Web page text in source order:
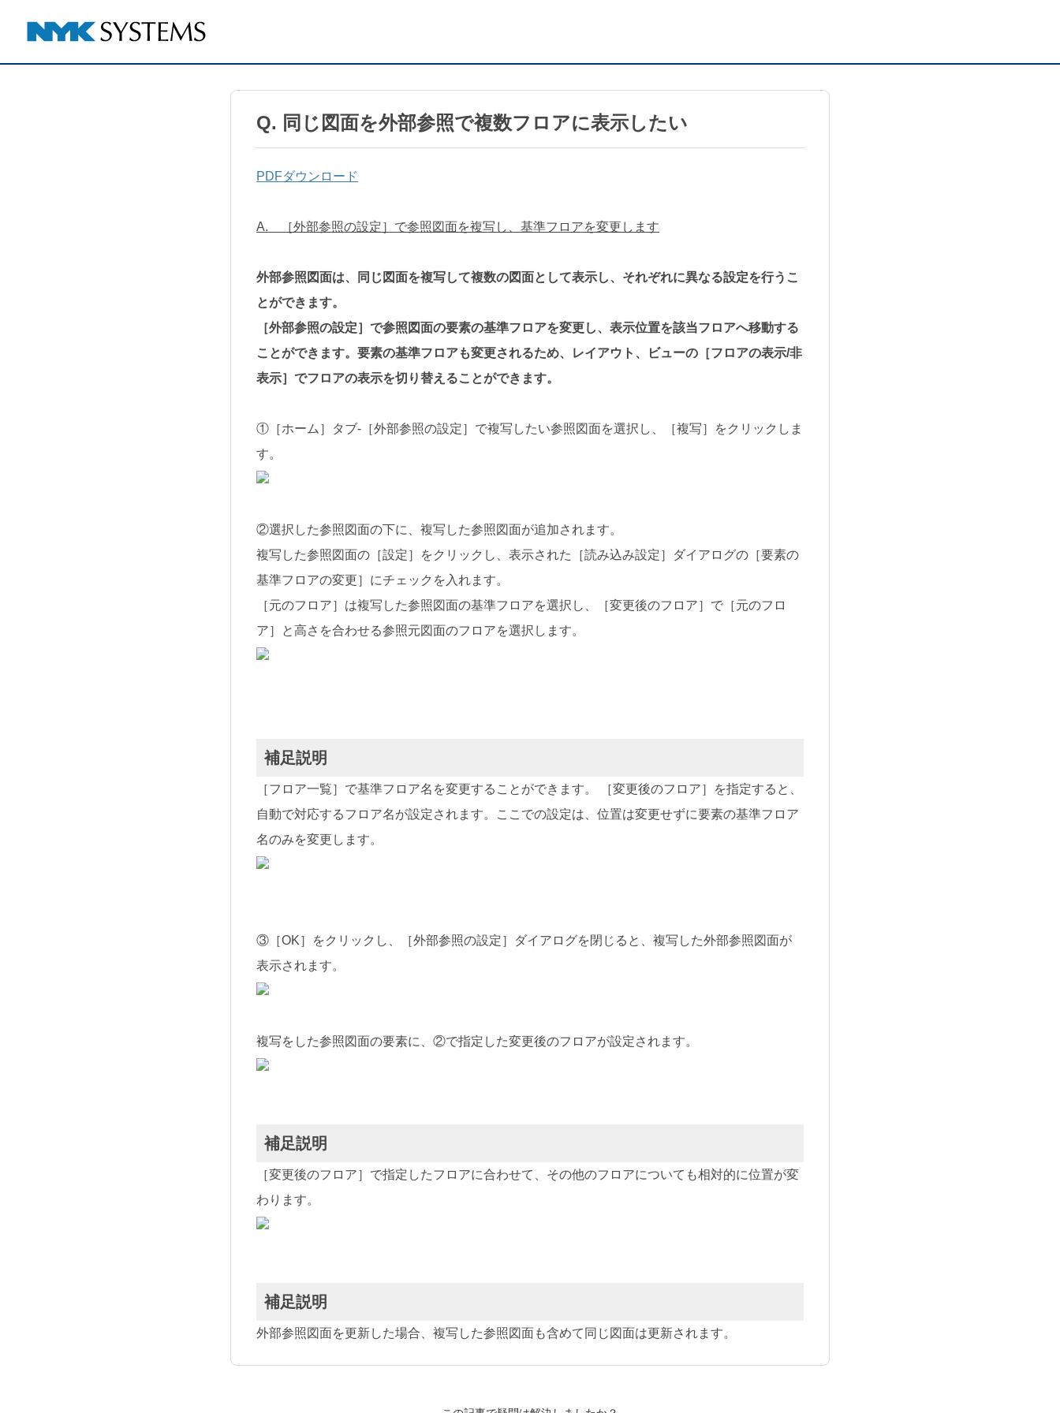
Q. 同じ図面を外部参照で複数フロアに表示したい
PDFダウンロード
A. ［外部参照の設定］で参照図面を複写し、基準フロアを変更します
外部参照図面は、同じ図面を複写して複数の図面として表示し、それぞれに異なる設定を行うこ
とができます。
［外部参照の設定］で参照図面の要素の基準フロアを変更し、表示位置を該当フロアへ移動する
ことができます。要素の基準フロアも変更されるため、レイアウト、ビューの［フロアの表示/非
表示］でフロアの表示を切り替えることができます。
①［ホーム］タブ-［外部参照の設定］で複写したい参照図面を選択し、［複写］をクリックしま
す。
②選択した参照図面の下に、複写した参照図面が追加されます。
複写した参照図面の［設定］をクリックし、表示された［読み込み設定］ダイアログの［要素の
基準フロアの変更］にチェックを入れます。
［元のフロア］は複写した参照図面の基準フロアを選択し、［変更後のフロア］で［元のフロ
ア］と高さを合わせる参照元図面のフロアを選択します。
補足説明
［フロア一覧］で基準フロア名を変更することができます。 ［変更後のフロア］を指定すると、
自動で対応するフロア名が設定されます。ここでの設定は、位置は変更せずに要素の基準フロア
名のみを変更します。
③［OK］をクリックし、［外部参照の設定］ダイアログを閉じると、複写した外部参照図面が
表示されます。
複写をした参照図面の要素に、②で指定した変更後のフロアが設定されます。
補足説明
［変更後のフロア］で指定したフロアに合わせて、その他のフロアについても相対的に位置が変
わります。
補足説明
外部参照図面を更新した場合、複写した参照図面も含めて同じ図面は更新されます。